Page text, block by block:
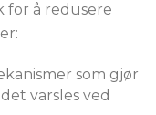
for å redusere
som gjør
varsles ved